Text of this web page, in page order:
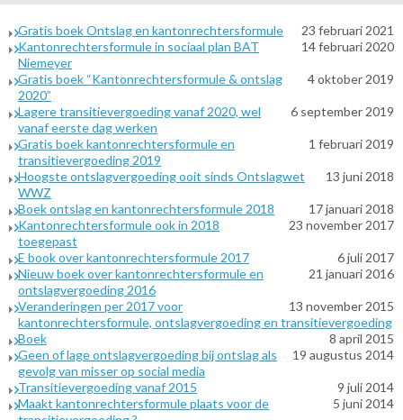
23 februari 2021
Gratis boek Ontslag en kantonrechtersformule
14 februari 2020
Kantonrechtersformule in sociaal plan BAT
Niemeyer
4 oktober 2019
Gratis boek “Kantonrechtersformule & ontslag
2020”
6 september 2019
Lagere transitievergoeding vanaf 2020, wel
vanaf eerste dag werken
1 februari 2019
Gratis boek kantonrechtersformule en
transitievergoeding 2019
13 juni 2018
Hoogste ontslagvergoeding ooit sinds Ontslagwet
WWZ
17 januari 2018
Boek ontslag en kantonrechtersformule 2018
23 november 2017
Kantonrechtersformule ook in 2018
toegepast
6 juli 2017
E book over kantonrechtersformule 2017
21 januari 2016
Nieuw boek over kantonrechtersformule en
ontslagvergoeding 2016
13 november 2015
Veranderingen per 2017 voor
kantonrechtersformule, ontslagvergoeding en transitievergoeding
8 april 2015
Boek
19 augustus 2014
Geen of lage ontslagvergoeding bij ontslag als
gevolg van misser op social media
9 juli 2014
Transitievergoeding vanaf 2015
5 juni 2014
Maakt kantonrechtersformule plaats voor de